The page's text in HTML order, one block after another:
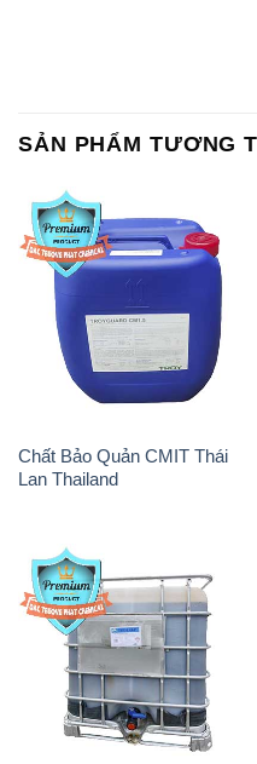
Chất Bảo Quản CMIT Thái
Lan Thailand
Chất tạo bọt Las P Tico Tank
IBC Bồn Việt Nam